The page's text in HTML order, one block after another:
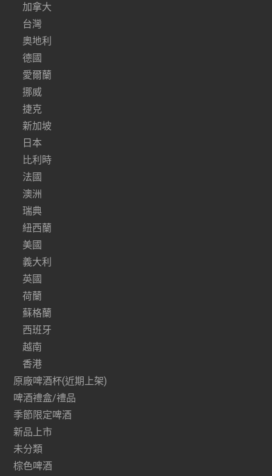
加拿大
台灣
奧地利
德國
愛爾蘭
挪威
捷克
新加坡
日本
比利時
法國
澳洲
瑞典
紐西蘭
美國
義大利
英國
荷蘭
蘇格蘭
西班牙
越南
香港
原廠啤酒杯(近期上架)
啤酒禮盒/禮品
季節限定啤酒
新品上市
未分類
棕色啤酒